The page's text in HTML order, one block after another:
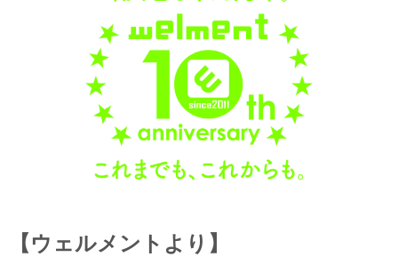
【ウェルメントより】